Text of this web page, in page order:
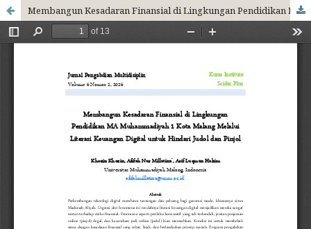
Membangun Kesadaran Finansial di Lingkungan Pendidikan MA Muhammadiyah 1 Kota Malang Melalui Literasi Keuangan Digital untuk Hindari Judol dan Pinjol